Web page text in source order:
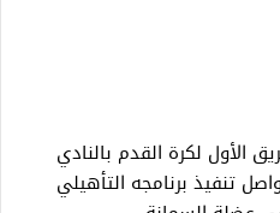
الأول لكرة القدم بالنادي
تنفيذ برنامجه التأهيلي